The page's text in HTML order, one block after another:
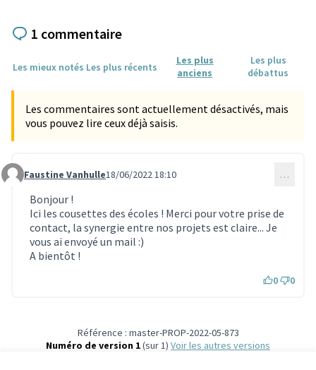
1 commentaire
Les mieux notés Les plus récents
Les plus
anciens
Les plus
débattus
Les commentaires sont actuellement désactivés, mais
vous pouvez lire ceux déjà saisis.
Commentaire 1840
Faustine Vanhulle18/06/2022 18:10 …
Bonjour !
Ici les cousettes des écoles ! Merci pour votre prise de
contact, la synergie entre nos projets est claire... Je
vous ai envoyé un mail :)
A bientôt !
0 0
Référence : master-PROP-2022-05-873
Numéro de version 1(sur 1)
voir les autres versions